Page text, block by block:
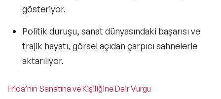
gösteriyor.
Politik duruşu, sanat dünyasındaki başarısı ve
trajik hayatı, görsel açıdan çarpıcı sahnelerle
aktarılıyor.
Frida’nın Sanatına ve Kişiliğine Dair Vurgu